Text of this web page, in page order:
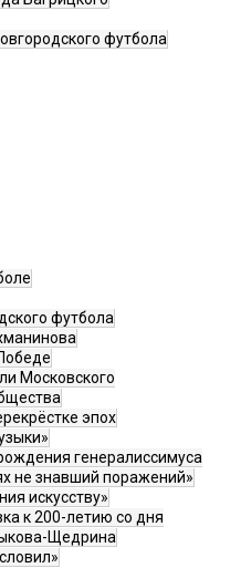
футбола
футбола
Московского
эпох
генералиссимуса
не знавший поражений»
искусству»
к 200-летию со дня
Щедрина